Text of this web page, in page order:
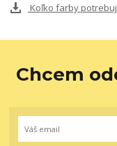
Koľko farby
Chcem